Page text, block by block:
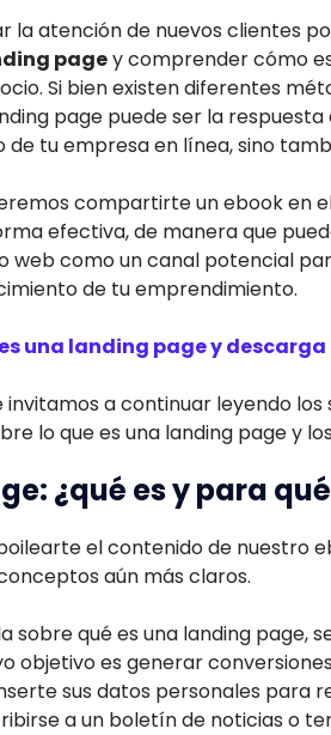
la atención de nuevos clientes
pagey comprender cómo
Si bien existen diferentes
page puede ser la
tu empresa en línea, sino
compartirte un ebook en
efectiva, de manera que
web como un canal potencial
de tu emprendimiento.
una landing page y
invitamos a continuar leyendo
lo que es una landing page y
¿qué es y para
el contenido de nuestro
aún más claros.
sobre qué es una landing page,
objetivo es generar
sus datos personales para
a un boletín de noticias o